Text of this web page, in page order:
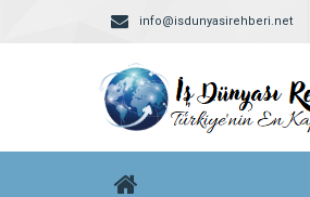
info@isdunyasirehberi.net